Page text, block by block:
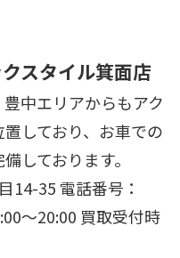
スタイル箕面店
中エリアからもアク
しており、お車での
しております。
14-35 電話番号：
～20:00 買取受付時